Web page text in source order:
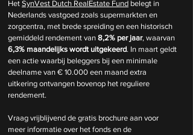
Het SynVest Dutch RealEstate Fund belegt in
Nederlands vastgoed zoals supermarkten en
zorgcentra, met brede spreiding en een historisch
gemiddeld rendement van 8,2% per jaar, waarvan
6,3% maandelijks wordt uitgekeerd. In maart geldt
een actie waarbij beleggers bij een minimale
deelname van € 10.000 een maand extra
uitkering ontvangen bovenop het reguliere
rendement.
Vraag vrijblijvend de gratis brochure aan voor
meer informatie over het fonds en de